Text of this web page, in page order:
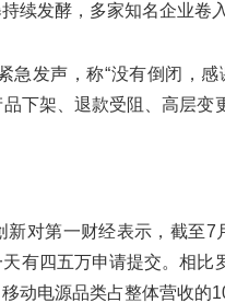
续发酵，多家知名企业卷
发声，称“没有倒闭，
下架、退款受阻、高层变
对第一财经表示，截至7
有四五万申请提交。相比
动电源品类占整体营收的